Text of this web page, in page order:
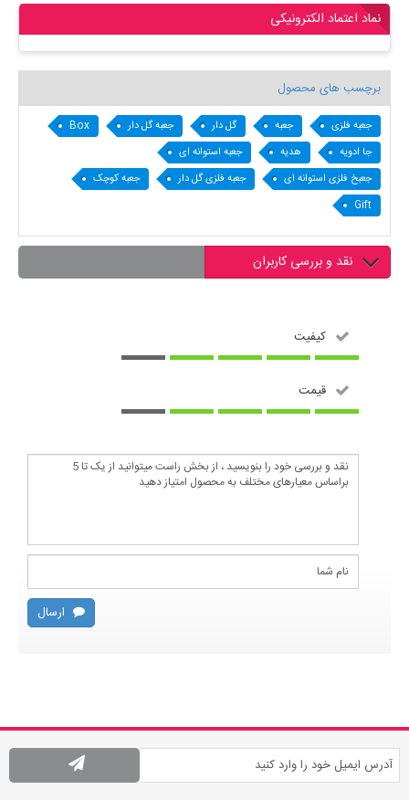
نماد اعتماد الکترونیکی
برچسب های محصول
جعبه فلزی جعبه گل دار جعبه گل دار
Box
جا ادویه
هدیه
جعبه استوانه ای
جعبخ فلزی استوانه ای
جعبه فلزی گل دار
جعبه کوچک
Gift
نقد و بررسی کاربران
کیفیت
قیمت
ارسال